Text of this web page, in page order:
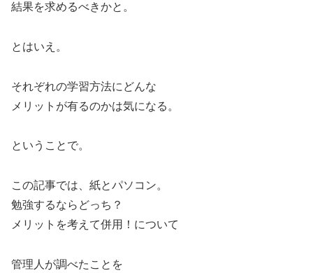
結果を求めるべきかと。
とはいえ。
それぞれの学習方法にどんな
メリットが有るのかは気になる。
ということで。
この記事では、紙とパソコン。
勉強するならどっち？
メリットを考えて併用！について
管理人が調べたことを